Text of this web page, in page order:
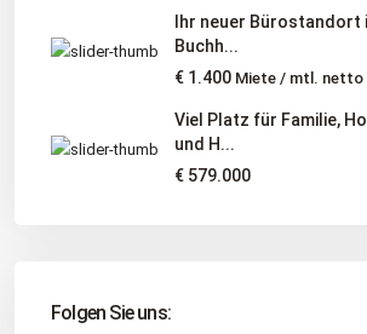
Ihr neuer Bürostandort
Buchh...
€ 1.400 Miete / mtl. netto
Viel Platz für Familie,
und H...
€ 579.000
Folgen Sie uns:
Unternehmen
Immobilienangebote